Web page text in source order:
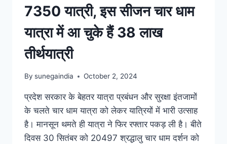
7350 यात्री, इस सीजन चार धाम
यात्रा में आ चुके हैं 38 लाख
तीर्थयात्री
By sunegaindia October 2, 2024
प्रदेश सरकार के बेहतर यात्रा प्रबंधन और सुरक्षा इंतजामों
के चलते चार धाम यात्रा को लेकर यात्रियों में भारी उत्साह
है। मानसून थमते ही यात्रा ने फिर रफ्तार पकड़ ली है। बीते
दिवस 30 सितंबर को 20497 श्रद्धालु चार धाम दर्शन को